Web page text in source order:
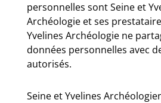
personnelles sont Seine et
Archéologie et ses
Yvelines Archéologie ne
données personnelles avec
autorisés.
Seine et Yvelines